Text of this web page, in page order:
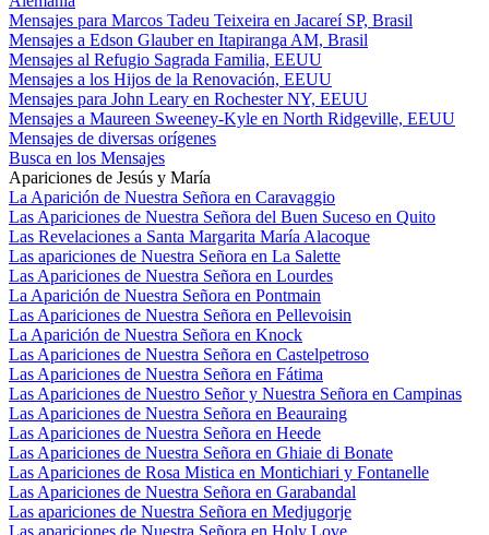
Mensajes para Marcos Tadeu Teixeira en Jacareí SP, Brasil
Mensajes a Edson Glauber en Itapiranga AM, Brasil
Mensajes al Refugio Sagrada Familia, EEUU
Mensajes a los Hijos de la Renovación, EEUU
Mensajes para John Leary en Rochester NY, EEUU
Mensajes a Maureen Sweeney-Kyle en North Ridgeville, EEUU
Mensajes de diversas orígenes
Busca en los Mensajes
Apariciones de Jesús y María
La Aparición de Nuestra Señora en Caravaggio
Las Apariciones de Nuestra Señora del Buen Suceso en Quito
Las Revelaciones a Santa Margarita María Alacoque
Las apariciones de Nuestra Señora en La Salette
Las Apariciones de Nuestra Señora en Lourdes
La Aparición de Nuestra Señora en Pontmain
Las Apariciones de Nuestra Señora en Pellevoisin
La Aparición de Nuestra Señora en Knock
Las Apariciones de Nuestra Señora en Castelpetroso
Las Apariciones de Nuestra Señora en Fátima
Las Apariciones de Nuestro Señor y Nuestra Señora en Campinas
Las Apariciones de Nuestra Señora en Beauraing
Las Apariciones de Nuestra Señora en Heede
Las Apariciones de Nuestra Señora en Ghiaie di Bonate
Las Apariciones de Rosa Mistica en Montichiari y Fontanelle
Las Apariciones de Nuestra Señora en Garabandal
Las apariciones de Nuestra Señora en Medjugorje
Las apariciones de Nuestra Señora en Holy Love